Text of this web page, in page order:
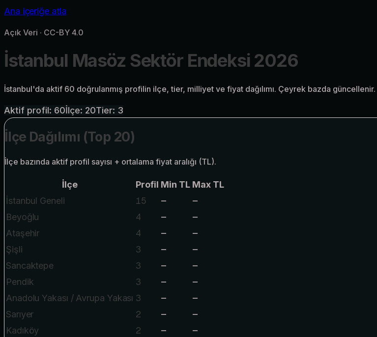
Ana içeriğe atla
Açık Veri · CC-BY 4.0
İstanbul Masöz Sektör Endeksi 2026
İstanbul'da aktif 60 doğrulanmış profilin ilçe, tier, milliyet ve fiyat dağılımı. Çeyrek bazda güncellenir.
Aktif profil: 60İlçe: 20Tier: 3
İlçe Dağılımı (Top 20)
İlçe bazında aktif profil sayısı + ortalama fiyat aralığı (TL).
İlçe Profil Min TL Max TL
İstanbul Geneli
15 — —
Beyoğlu 4 — —
Ataşehir 4 — —
Şişli 3 — —
Sancaktepe 3 — —
Pendik 3 — —
Anadolu Yakası / Avrupa Yakası 3 — —
Sarıyer 2 — —
Kadıköy 2 — —